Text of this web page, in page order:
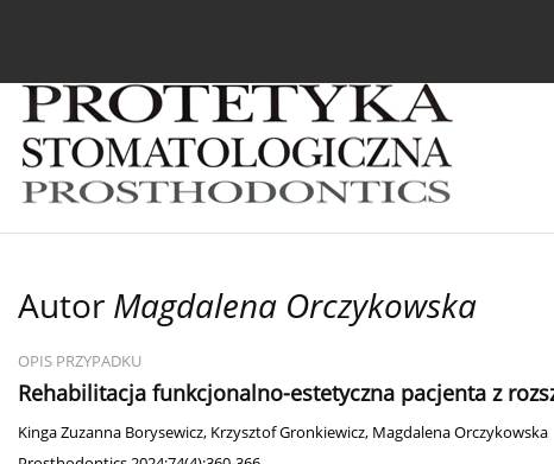
Autor Magdalena Orczykowska
OPIS PRZYPADKU
Rehabilitacja funkcjonalno-estetyczna pacjenta z
Kinga Zuzanna Borysewicz, Krzysztof Gronkiewicz, Magdalena Orczykowska